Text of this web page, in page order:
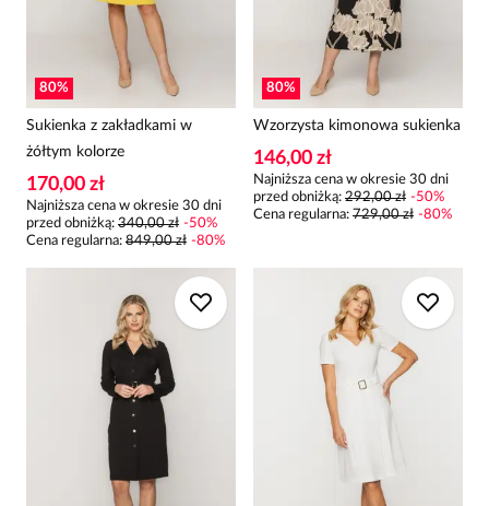
80%
Sukienka z zakładkami w
żółtym kolorze
170,00 zł
Najniższa cena w okresie 30 dni
przed obniżką: 340,00 zł -50%
Cena regularna: 849,00 zł -80%
80%
Wzorzysta kimonowa sukienka
146,00 zł
Najniższa cena w okresie 30 dni
przed obniżką: 292,00 zł -50%
Cena regularna: 729,00 zł -80%